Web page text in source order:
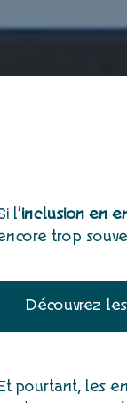
l’inclusion en
trop
Découvrez
pourtant, les